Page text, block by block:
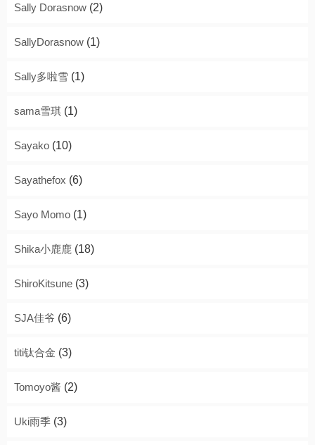
Sally Dorasnow (2)
SallyDorasnow (1)
Sally多啦雪 (1)
sama雪琪 (1)
Sayako (10)
Sayathefox (6)
Sayo Momo (1)
Shika小鹿鹿 (18)
ShiroKitsune (3)
SJA佳爷 (6)
titi钛合金 (3)
Tomoyo酱 (2)
Uki雨季 (3)